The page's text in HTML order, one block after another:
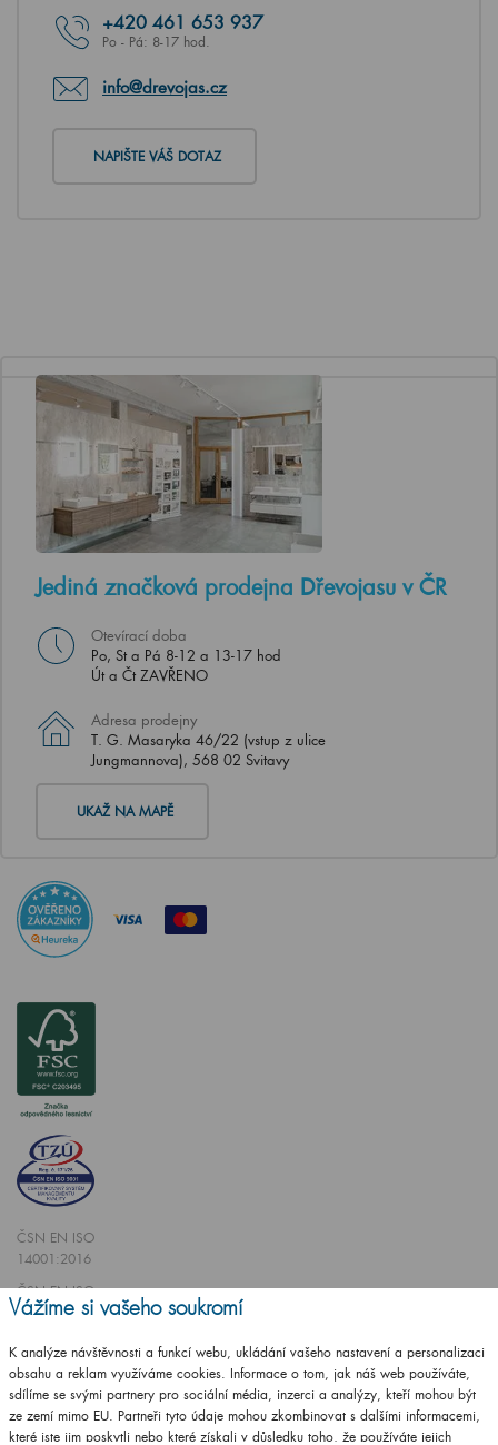
+420 461 653 937
Po - Pá: 8-17 hod.
info@drevojas.cz
NAPIŠTE VÁŠ DOTAZ
Jediná značková prodejna Dřevojasu v ČR
Otevírací doba
Po, St a Pá 8-12 a 13-17 hod
Út a Čt ZAVŘENO
Adresa prodejny
T. G. Masaryka 46/22 (vstup z ulice
Jungmannova), 568 02 Svitavy
UKAŽ NA MAPĚ
ČSN EN ISO
14001:2016
ČSN EN ISO
9001:2016
Vytvořilo studioCZECHGROUP.cz
Vážíme si vašeho soukromí
K analýze návštěvnosti a funkcí webu, ukládání vašeho nastavení a personalizaci
obsahu a reklam využíváme cookies. Informace o tom, jak náš web používáte,
sdílíme se svými partnery pro sociální média, inzerci a analýzy, kteří mohou být
ze zemí mimo EU. Partneři tyto údaje mohou zkombinovat s dalšími informacemi,
které jste jim poskytli nebo které získali v důsledku toho, že používáte jejich